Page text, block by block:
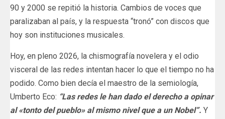
90 y 2000 se repitió la historia. Cambios de voces que
paralizaban al país, y la respuesta “tronó” con discos que
hoy son instituciones musicales.
Hoy, en pleno 2026, la chismografía novelera y el odio
visceral de las redes intentan hacer lo que el tiempo no ha
podido. Como bien decía el maestro de la semiología,
Umberto Eco: “Las redes le han dado el derecho a opinar
al «tonto del pueblo» al mismo nivel que a un Nobel”. Y